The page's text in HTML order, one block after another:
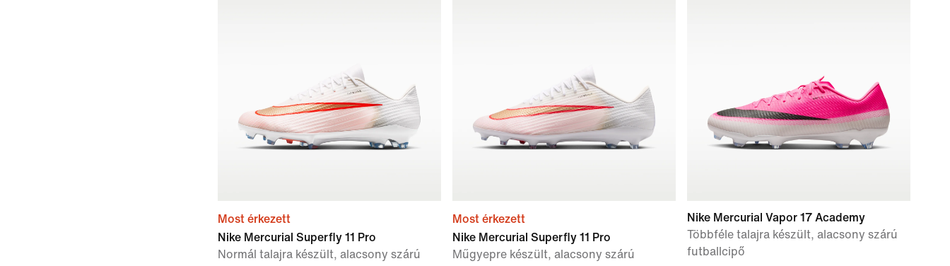
Most érkezett
Nike Mercurial Superfly 11 Pro
Normál talajra készült, alacsony szárú
Most érkezett
Nike Mercurial Superfly 11 Pro
Műgyepre készült, alacsony szárú
Nike Mercurial Vapor 17 Academy
Többféle talajra készült, alacsony szárú
futballcipő